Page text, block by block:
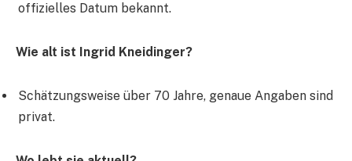
offizielles Datum bekannt.
Wie alt ist Ingrid Kneidinger?
Schätzungsweise über 70 Jahre, genaue Angaben sind
privat.